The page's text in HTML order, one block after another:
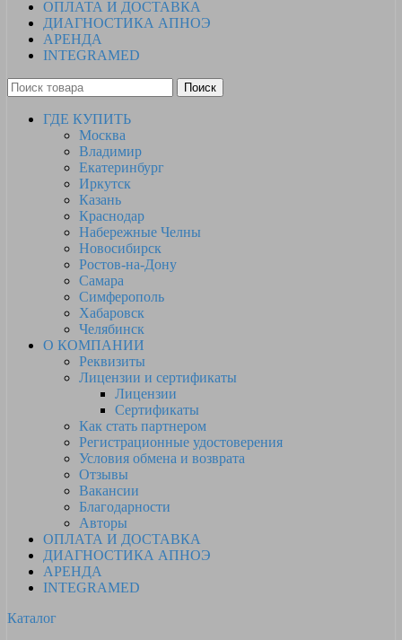
ОПЛАТА И ДОСТАВКА
ДИАГНОСТИКА АПНОЭ
АРЕНДА
INTEGRAMED
Поиск
ГДЕ КУПИТЬ
Москва
Владимир
Екатеринбург
Иркутск
Казань
Краснодар
Набережные Челны
Новосибирск
Ростов-на-Дону
Самара
Симферополь
Хабаровск
Челябинск
О КОМПАНИИ
Реквизиты
Лицензии и сертификаты
Лицензии
Сертификаты
Как стать партнером
Регистрационные удостоверения
Условия обмена и возврата
Отзывы
Вакансии
Благодарности
Авторы
ОПЛАТА И ДОСТАВКА
ДИАГНОСТИКА АПНОЭ
АРЕНДА
INTEGRAMED
Каталог